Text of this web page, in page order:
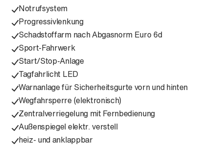
Notrufsystem
Progressivlenkung
Schadstoffarm nach Abgasnorm Euro 6d
Sport-Fahrwerk
Start/Stop-Anlage
Tagfahrlicht LED
Warnanlage für Sicherheitsgurte vorn und hinten
Wegfahrsperre (elektronisch)
Zentralverriegelung mit Fernbedienung
Außenspiegel elektr. verstell
heiz- und anklappbar